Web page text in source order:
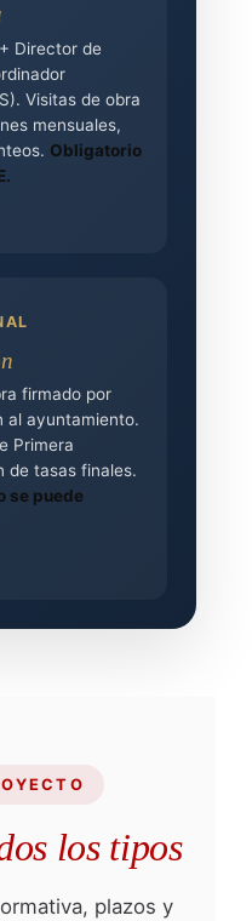
Director de
Visitas de obra
mensuales,
Obligatorio
firmado por
al ayuntamiento.
Primera
de tasas finales.
se puede
los tipos
plazos y